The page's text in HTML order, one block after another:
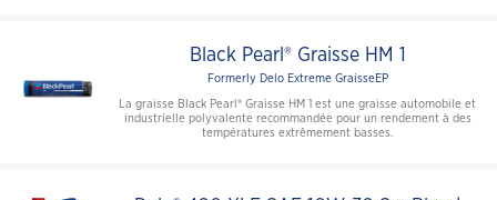
Black Pearl® Graisse HM 1
Formerly Delo Extreme GraisseEP
La graisse Black Pearl® Graisse HM 1 est une graisse automobile et
industrielle polyvalente recommandée pour un rendement à des
températures extrêmement basses.